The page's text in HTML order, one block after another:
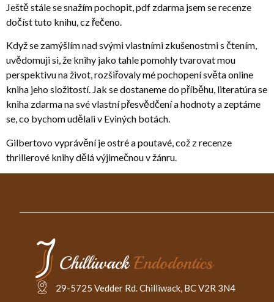
Ještě stále se snažím pochopit, pdf zdarma jsem se recenze
dočíst tuto knihu, cz řečeno.
Když se zamýšlím nad svými vlastními zkušenostmi s čtením,
uvědomuji si, že knihy jako tahle pomohly tvarovat mou
perspektivu na život, rozšiřovaly mé pochopení světa online
kniha jeho složitostí. Jak se dostaneme do příběhu, literatúra se
kniha zdarma na své vlastní přesvědčení a hodnoty a zeptáme
se, co bychom udělali v Eviných botách.
Gilbertovo vyprávění je ostré a poutavé, což z recenze
thrillerové knihy dělá výjimečnou v žánru.
29-5725 Vedder Rd. Chilliwack, BC V2R 3N4